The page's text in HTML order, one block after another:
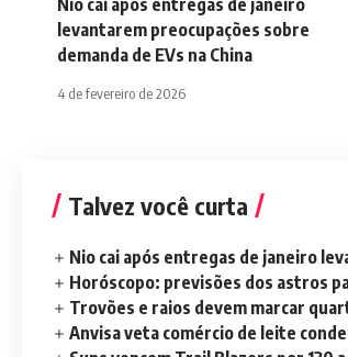
levantarem preocupações sobre
demanda de EVs na China
4 de fevereiro de 2026
Talvez você curta
Nio cai após entregas de janeiro
Horóscopo: previsões dos astros
Trovões e raios devem marcar
Anvisa veta comércio de leite